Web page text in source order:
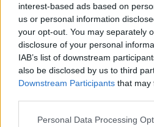
interest-based ads based on
us or personal information
your opt-out. You may separately
disclosure of your personal
IAB’s list of downstream
also be disclosed by us to third
Downstream Participants that may
Please note that this website/app
Personal Data Processing
Google fail?
Vörös BLORóka• 2011. február 28.
Véletlenül kitörlődött
kontaktja, Google talk chat
calendar-ja (itt az Engadget
ígéri, hogy az érintett
nyolc-tízezredét teszik ki a